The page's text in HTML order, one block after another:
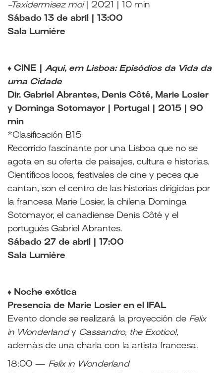
-Taxidermisez moi
| 2021 | 10 min
Sábado 13 de abril | 13:00
Sala Lumière
♦ CINE | Aqui, em Lisboa: Episódios da Vida da
uma Cidade
Dir. Gabriel Abrantes, Denis Côté, Marie Losier
y Dominga Sotomayor | Portugal | 2015 | 90
min
*Clasificación B15
Recorrido fascinante por una Lisboa que no se
agota en su oferta de paisajes, cultura e historias.
Científicos locos, festivales de cine y peces que
cantan, son el centro de las historias dirigidas por
la francesa Marie Losier, la chilena Dominga
Sotomayor, el canadiense Denis Côté y el
portugués Gabriel Abrantes.
Sábado 27 de abril | 17:00
Sala Lumière
♦ Noche exótica
Presencia de Marie Losier en el IFAL
Evento donde se realizará la proyección de Felix
in Wonderlandy Cassandro, the Exotico!,
además de una charla con la artista francesa.
18:00 — Felix in Wonderland